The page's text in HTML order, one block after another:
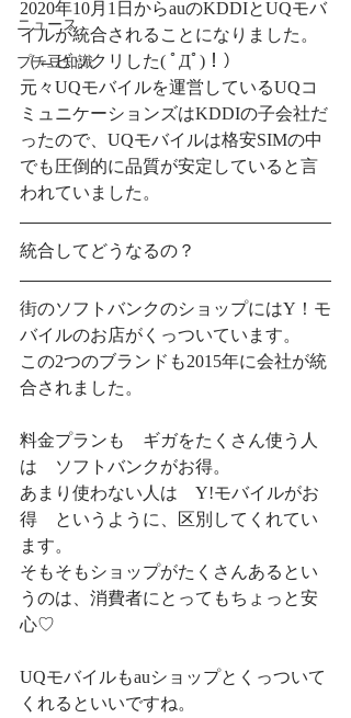
ニュース
プチ豆知識
2020年10月1日からauのKDDIとUQモバ
イルが統合されることになりました。
（←ビックリした( ﾟДﾟ)！）
元々UQモバイルを運営しているUQコ
ミュニケーションズはKDDIの子会社だ
ったので、UQモバイルは格安SIMの中
でも圧倒的に品質が安定していると言
われていました。
統合してどうなるの？
街のソフトバンクのショップにはY！モ
バイルのお店がくっついています。
この2つのブランドも2015年に会社が統
合されました。
料金プランも　ギガをたくさん使う人
は　ソフトバンクがお得。
あまり使わない人は　Y!モバイルがお
得　というように、区別してくれてい
ます。
そもそもショップがたくさんあるとい
うのは、消費者にとってもちょっと安
心♡
UQモバイルもauショップとくっついて
くれるといいですね。